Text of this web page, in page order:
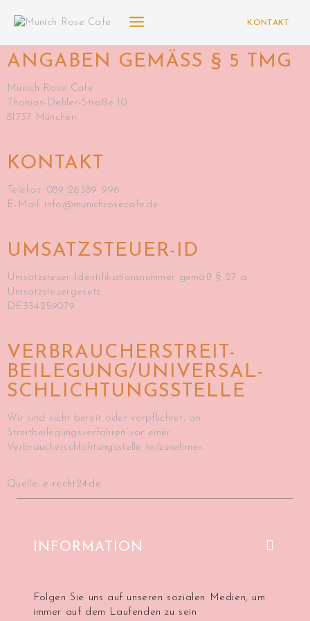
KONTAKT
ANGABEN GEMÄSS § 5 TMG
Munich Rose Cafe
Thomas-Dehler-Straße 10
81737 München
KONTAKT
Telefon: 089 26589 996
E-Mail: info@munichrosecafe.de
UMSATZSTEUER-ID
Umsatzsteuer-Identifikationsnummer gemäß § 27 a
Umsatzsteuergesetz:
DE354259079
VERBRAUCHER­STREIT­
BEILEGUNG/UNIVERSAL­
SCHLICHTUNGS­STELLE
Wir sind nicht bereit oder verpflichtet, an
Streitbeilegungsverfahren vor einer
Verbraucherschlichtungsstelle teilzunehmen.
Quelle: e-recht24.de
INFORMATION
Folgen Sie uns auf unseren sozialen Medien, um
immer auf dem Laufenden zu sein